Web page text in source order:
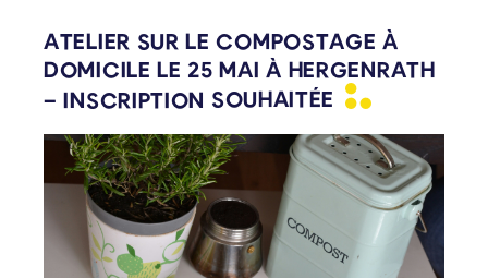
ATELIER SUR LE COMPOSTAGE À
DOMICILE LE 25 MAI À HERGENRATH
– INSCRIPTION SOUHAITÉE